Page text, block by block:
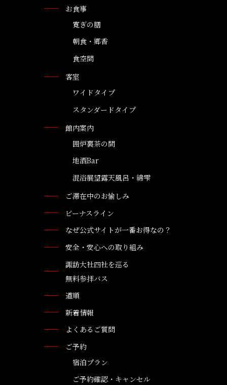
お食事
寛ぎの膳
朝食・郷香
食空間
客室
ワイドタイプ
スタンダードタイプ
館内案内
囲炉裏茶の間
地酒Bar
混浴展望露天風呂・綿雫
ご滞在中のお愉しみ
ビーナスライン
なぜ公式サイトが一番お得なの？
安全・安心への取り組み
諏訪大社四社を巡る
無料参拝バス
道順
新着情報
よくあるご質問
ご予約
宿泊プラン
ご予約確認・キャンセル